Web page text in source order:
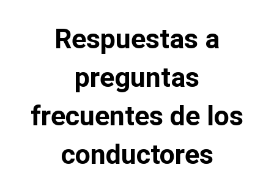
Respuestas a
preguntas
frecuentes de los
conductores